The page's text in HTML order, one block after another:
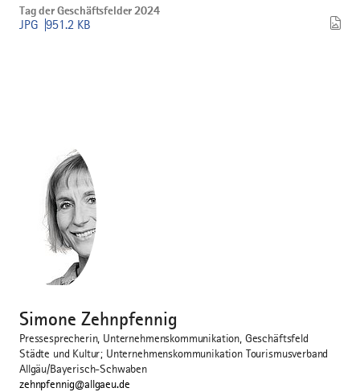
Tag der Geschäftsfelder 2024
JPG 951.2 KB
der
Geschäftsfelder
Simone Zehnpfennig
Pressesprecherin, Unternehmenskommunikation, Geschäftsfeld
Städte und Kultur; Unternehmenskommunikation Tourismusverband
Allgäu/Bayerisch-Schwaben
zehnpfennig@allgaeu.de